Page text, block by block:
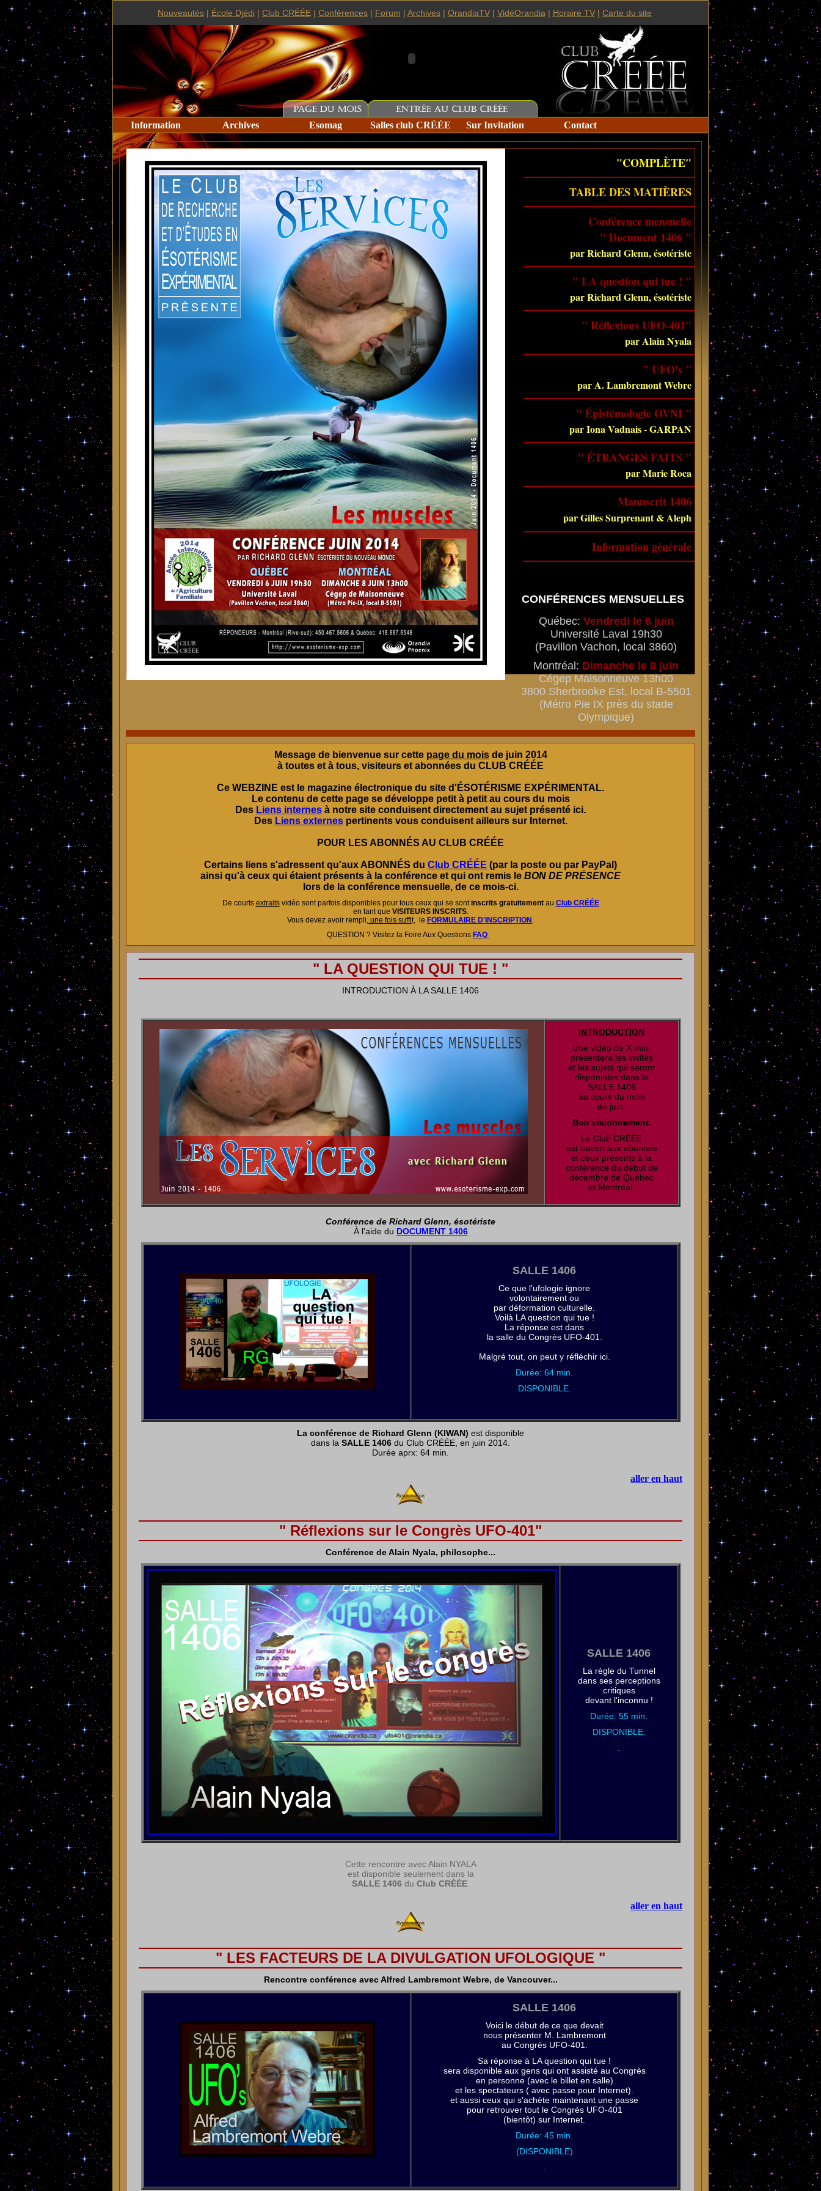
Nouveautés| École Djédi | Club CRÉÉE| Conférences| Forum | Archives| OrandiaTV| VidéOrandia | Horaire TV| Carte du site
Information Archives Esomag Salles club CRÉÉE Sur Invitation Contact
"COMPLÈTE"
TABLE DES MATIÈRES
Conférence mensuelle
" Document 1406 "
par Richard Glenn, ésotériste
" LA question qui tue ! "
par Richard Glenn, ésotériste
" Réflexions UFO-401"
par Alain Nyala
" UFO's "
par A. Lambremont Webre
" Épistémologie OVNI "
par Iona Vadnais - GARPAN
" ÉTRANGES FAITS "
par Marie Roca
Manuscrit 1406
par Gilles Surprenant & Aleph
Information générale
CONFÉRENCES MENSUELLES
Québec: Vendredi le 6 juin
Université Laval 19h30
(Pavillon Vachon, local 3860)
Montréal: Dimanche le 8 juin
Cégep Maisonneuve 13h00
3800 Sherbrooke Est, local B-5501
(Métro Pie IX près du stade
Olympique)
Message de bienvenue sur cette page du moisde juin 2014
à toutes et à tous, visiteurs et abonnées du CLUB CRÉÉE
Ce WEBZINE est le magazine électronique du site d'ÉSOTÉRISME EXPÉRIMENTAL.
Le contenu de cette page se développe petit à petit au cours du mois
Des Liens internes à notre site conduisent directement au sujet présenté ici.
Des Liens externes pertinents vous conduisent ailleurs sur Internet.
POUR LES ABONNÉS AU CLUB CRÉÉE
Certains liens s'adressent qu'aux ABONNÉS du Club CRÉÉE (par la poste ou par PayPal)
ainsi qu'à ceux qui étaient présents à la conférence et qui ont remis le BON DE PRÉSENCE
lors de la conférence mensuelle, de ce mois-ci.
De courts extraitsvidéo sont parfois disponibles pour tous ceux qui se sontinscrits gratuitementau Club CRÉÉE
en tant que VISITEURS INSCRITS.
Vous devez avoir rempli, une fois suffit, le FORMULAIRE D'INSCRIPTION.
QUESTION ? Visitez la Foire Aux Questions FAQ
" LA QUESTION QUI TUE ! "
INTRODUCTION À LA SALLE 1406
INTRODUCTION
Une vidéo de X min.
présentera les invités
et les sujets qui seront
disponibles dans la
SALLE 1406
au cours du mois
de juin.
Bon visionnement.
Le Club CRÉÉE
est ouvert aux abonnés
et ceux présents à la
conférence du début de
décembre de Québec
et Montréal.
Conférence de Richard Glenn, ésotériste
À l'aide du DOCUMENT 1406
SALLE 1406
Ce que l'ufologie ignore
volontairement ou
par déformation culturelle.
Voilà LA question qui tue !
La réponse est dans
la salle du Congrès UFO-401.
Malgré tout, on peut y réfléchir ici.
Durée: 64 min.
DISPONIBLE.
La conférence de Richard Glenn (KIWAN) est disponible
dans la SALLE 1406 du Club CRÉÉE, en juin 2014.
Durée aprx: 64 min.
aller en haut
" Réflexions sur le Congrès UFO-401"
Conférence de Alain Nyala, philosophe...
SALLE 1406
La règle du Tunnel
dans ses perceptions
critiques
devant l'inconnu !
Durée: 55 min.
DISPONIBLE.
Cette rencontre avec Alain NYALA
est disponible seulement dans la
SALLE 1406 du Club CRÉÉE.
aller en haut
" LES FACTEURS DE LA DIVULGATION UFOLOGIQUE "
Rencontre conférence avec Alfred Lambremont Webre, de Vancouver...
SALLE 1406
Voici le début de ce que devait
nous présenter M. Lambremont
au Congrès UFO-401.
Sa réponse à LA question qui tue !
sera disponible aux gens qui ont assisté au Congrès
en personne (avec le billet en salle)
et les spectateurs ( avec passe pour Internet).
et aussi ceux qui s'achète maintenant une passe
pour retrouver tout le Congrès UFO-401
(bientôt) sur Internet.
Durée: 45 min.
(DISPONIBLE)